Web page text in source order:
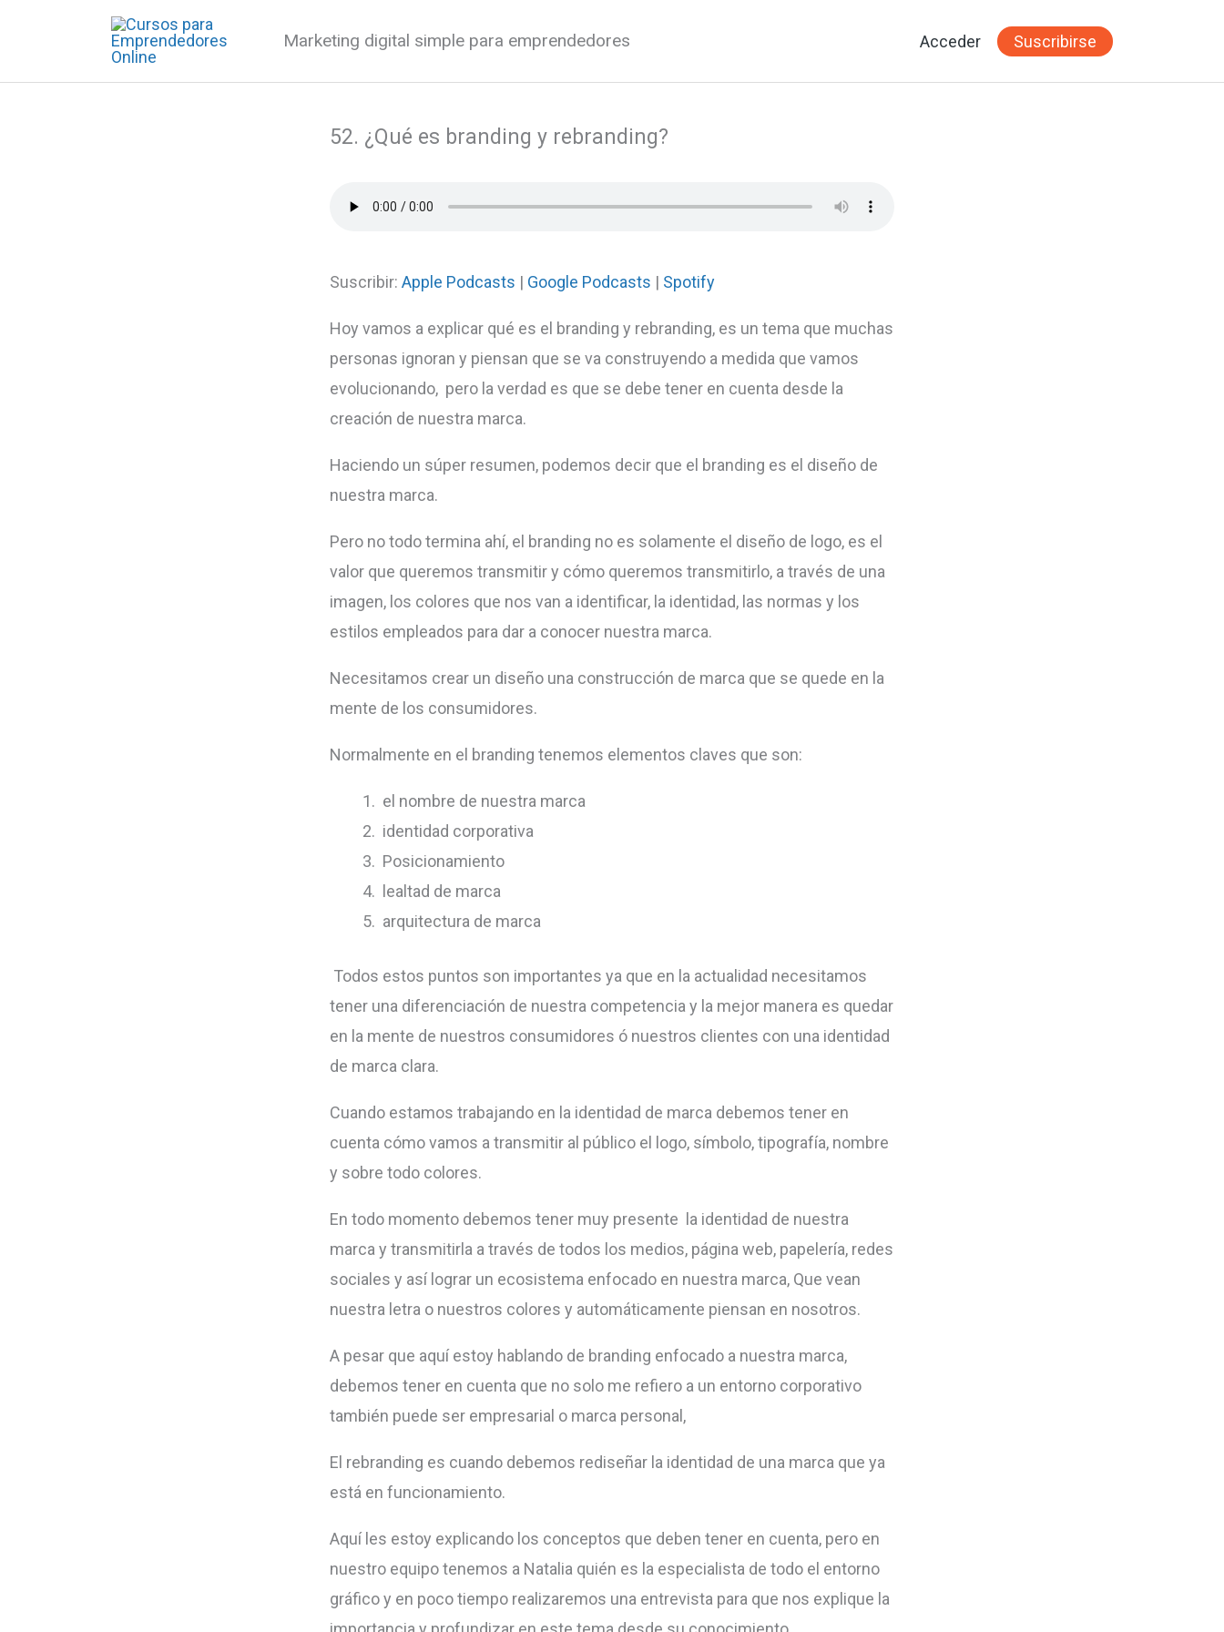
Marketing digital simple para emprendedores Acceder Suscribirse
52. ¿Qué es branding y rebranding?
Suscribir:Apple Podcasts | Google Podcasts | Spotify
Hoy vamos a explicar qué es el branding y rebranding, es un tema que muchas
personas ignoran y piensan que se va construyendo a medida que vamos
evolucionando, pero la verdad es que se debe tener en cuenta desde la
creación de nuestra marca.
Haciendo un súper resumen, podemos decir que el branding es el diseño de
nuestra marca.
Pero no todo termina ahí, el branding no es solamente el diseño de logo, es el
valor que queremos transmitir y cómo queremos transmitirlo, a través de una
imagen, los colores que nos van a identificar, la identidad, las normas y los
estilos empleados para dar a conocer nuestra marca.
Necesitamos crear un diseño una construcción de marca que se quede en la
mente de los consumidores.
Normalmente en el branding tenemos elementos claves que son:
el nombre de nuestra marca
identidad corporativa
Posicionamiento
lealtad de marca
arquitectura de marca
Todos estos puntos son importantes ya que en la actualidad necesitamos
tener una diferenciación de nuestra competencia y la mejor manera es quedar
en la mente de nuestros consumidores ó nuestros clientes con una identidad
de marca clara.
Cuando estamos trabajando en la identidad de marca debemos tener en
cuenta cómo vamos a transmitir al público el logo, símbolo, tipografía, nombre
y sobre todo colores.
En todo momento debemos tener muy presente la identidad de nuestra
marca y transmitirla a través de todos los medios, página web, papelería, redes
sociales y así lograr un ecosistema enfocado en nuestra marca, Que vean
nuestra letra o nuestros colores y automáticamente piensan en nosotros.
A pesar que aquí estoy hablando de branding enfocado a nuestra marca,
debemos tener en cuenta que no solo me refiero a un entorno corporativo
también puede ser empresarial o marca personal,
El rebranding es cuando debemos rediseñar la identidad de una marca que ya
está en funcionamiento.
Aquí les estoy explicando los conceptos que deben tener en cuenta, pero en
nuestro equipo tenemos a Natalia quién es la especialista de todo el entorno
gráfico y en poco tiempo realizaremos una entrevista para que nos explique la